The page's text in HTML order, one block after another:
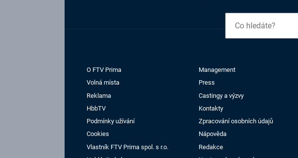
O FTV Prima
Management
Volná místa
Press
Reklama
Castingy a výzvy
HbbTV
Kontakty
Podmínky užívání
Zpracování osobních údajů
Cookies
Nápověda
Vlastník FTV Prima spol. s r.o.
Redakce